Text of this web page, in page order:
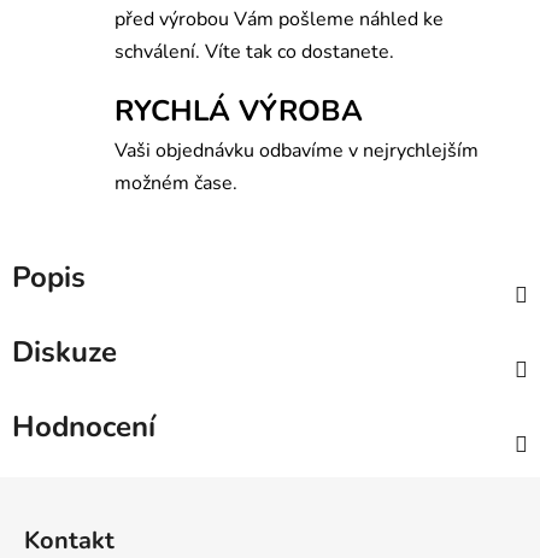
před výrobou Vám pošleme náhled ke
schválení. Víte tak co dostanete.
RYCHLÁ VÝROBA
Vaši objednávku odbavíme v nejrychlejším
možném čase.
Popis
Diskuze
Hodnocení
Kontakt